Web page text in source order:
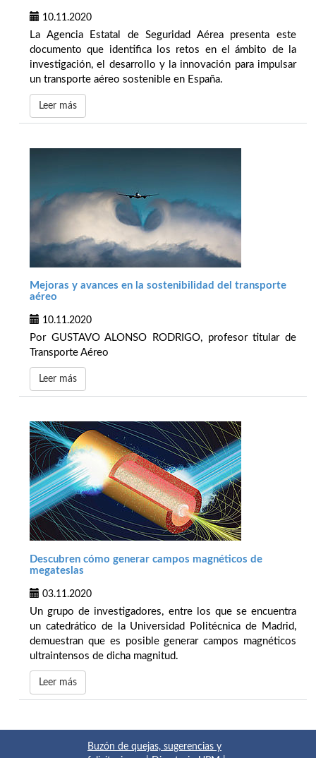
10.11.2020
La Agencia Estatal de Seguridad Aérea presenta este
documento que identifica los retos en el ámbito de la
investigación, el desarrollo y la innovación para impulsar
un transporte aéreo sostenible en España.
Leer más
Mejoras y avances en la sostenibilidad del transporte
aéreo
10.11.2020
Por GUSTAVO ALONSO RODRIGO, profesor titular de
Transporte Aéreo
Leer más
Descubren cómo generar campos magnéticos de
megateslas
03.11.2020
Un grupo de investigadores, entre los que se encuentra
un catedrático de la Universidad Politécnica de Madrid,
demuestran que es posible generar campos magnéticos
ultraintensos de dicha magnitud.
Leer más
Buzón de quejas, sugerencias y